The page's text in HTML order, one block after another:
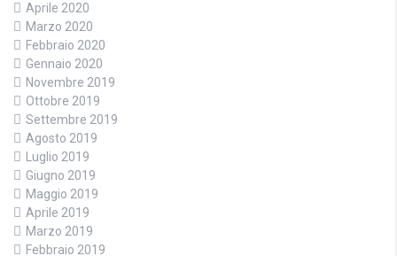
Aprile 2020
Marzo 2020
Febbraio 2020
Gennaio 2020
Novembre 2019
Ottobre 2019
Settembre 2019
Agosto 2019
Luglio 2019
Giugno 2019
Maggio 2019
Aprile 2019
Marzo 2019
Febbraio 2019